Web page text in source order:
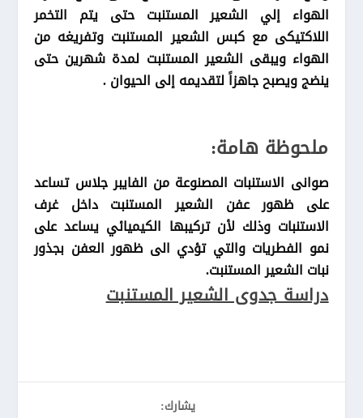
الهواء إلي الشعير المستنبت حتى يتم التخمر
اللاكتيكى مع كبس الشعير المستنبت وتفريغه من
الهواء ويبقى الشعير المستنبت لمدة شهرين حتى
ينضج ويصبح جاهزاً لتقديمه إلى الحيوان .
ملحوظة هامة:
صوانى الاستنبات المصنوعة من الفايبر جلاس تساعد
على ظهور عفن الشعير المستنبت داخل غرف
الاستنبات وذلك لأن تركيبها الكيميائي يساعد على
نمو الفطريات والتي تؤدي الى ظهور العفن بجذور
نبات الشعير المستنبت.
دراسة جدوى الشعير المستنبت
يشارك: